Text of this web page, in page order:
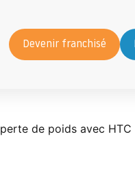
Devenir franchisé